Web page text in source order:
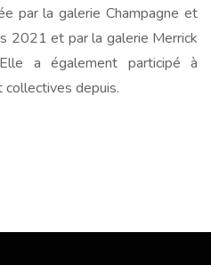
par la galerie Champagne et
2021 et par la galerie Merrick
a également participé à
depuis.